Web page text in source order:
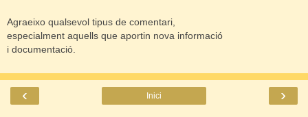
Agraeixo qualsevol tipus de comentari,
especialment aquells que aportin nova informació
i documentació.
‹ ›
Inici